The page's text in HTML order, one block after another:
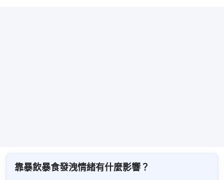
靠暴飲暴食發洩情緒有什麼影響？